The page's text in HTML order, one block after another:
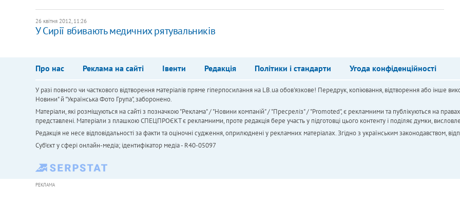
26 квітня 2012, 11:26
У Сирії вбивають медичних рятувальників
Про нас Реклама на сайті Івенти Редакція Політики і стандарти Угода конфіденційності
У разі повного чи часткового відтворення матеріалів пряме гіперпосилання на LB.ua обов'язкове! Передрук, копіювання, відтворення або інше
Новини" й "Українська Фото Група", заборонено.
Матеріали, які розміщуються на сайті з позначкою "Реклама" / "Новини компаній" / "Пресреліз" / "Promoted", є рекламними та публікуються на
представлені. Матеріали з плашкою СПЕЦПРОЄКТ є рекламними, проте редакція бере участь у підготовці цього контенту і поділяє думки,
Редакція не несе відповідальності за факти та оціночні судження, оприлюднені у рекламних матеріалах. Згідно з українським законодавством,
Cуб'єкт у сфері онлайн-медіа; ідентифікатор медіа - R40-05097
РЕКЛАМА